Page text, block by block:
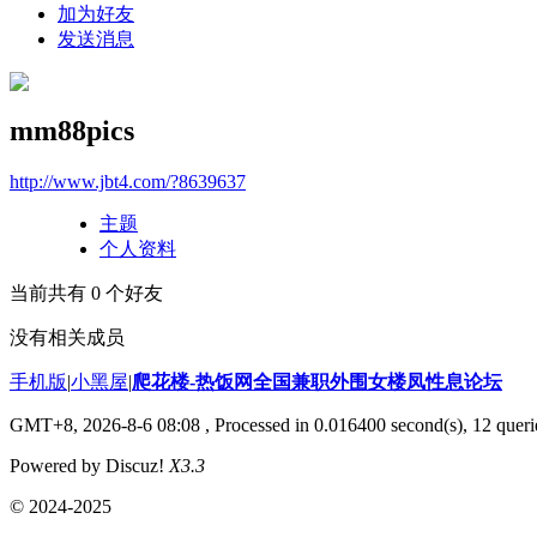
加为好友
发送消息
mm88pics
http://www.jbt4.com/?8639637
主题
个人资料
当前共有 0 个好友
没有相关成员
手机版|小黑屋|爬花楼-热饭网全国兼职外围女楼凤性息论坛
GMT+8, 2026-8-6 08:08 , Processed in 0.016400 second(s), 12
Powered by Discuz! X3.3
© 2024-2025